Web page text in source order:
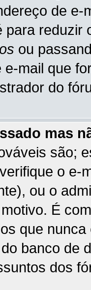
de
para reduzir
ou
mail que
do
mas
são;
o e-
ou o
É
que
banco de
dos